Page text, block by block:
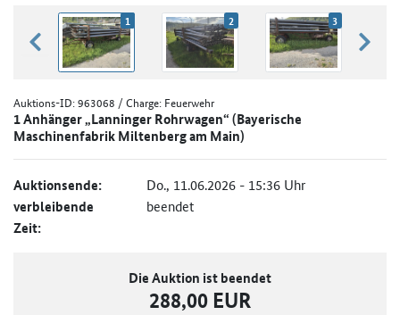
zurück blättern
1 2 3
Auktions-ID:963068 / Charge: Feuerwehr
1 Anhänger „Lanninger Rohrwagen“ (Bayerische
Maschinenfabrik Miltenberg am Main)
Auktionsende: Do., 11.06.2026 - 15:36 Uhr
verbleibende
Zeit:
beendet
Die Auktion ist beendet
288,00 EUR